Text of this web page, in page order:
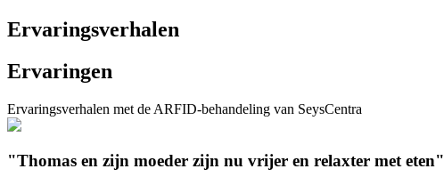
Ervaringsverhalen
Ervaringen
Ervaringsverhalen met de ARFID-behandeling van SeysCentra
"Thomas en zijn moeder zijn nu vrijer en relaxter met eten"